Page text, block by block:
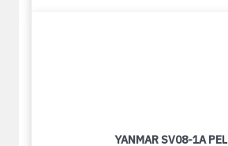
YANMAR SV08-1A